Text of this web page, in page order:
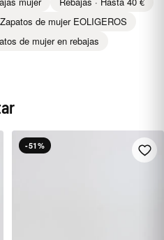
Zapatos de mujer EOLIGEROS
de mujer en rebajas
-51%